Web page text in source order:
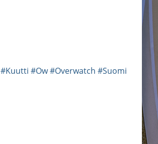
#Kuutti #Ow#Overwatch #Suomi